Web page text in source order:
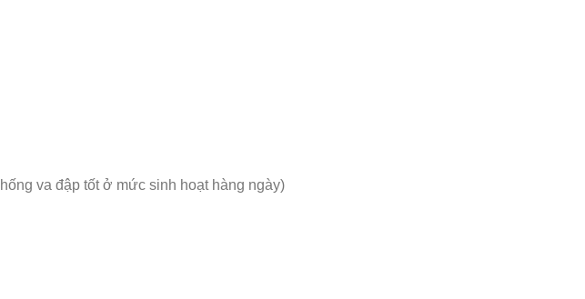
va đập tốt ở mức sinh hoạt hàng ngày)